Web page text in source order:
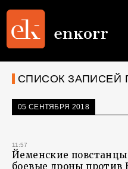
СПИСОК ЗАПИСЕЙ
05 СЕНТЯБРЯ 2018
11:57
Йеменские
боевые дроны против